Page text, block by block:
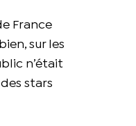
France
sur les
n’était
stars